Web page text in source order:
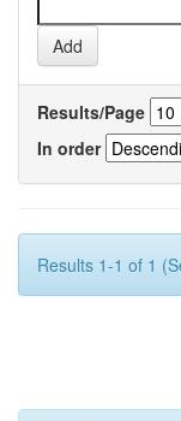
Results/Page
In order
Results 1-1 of 1